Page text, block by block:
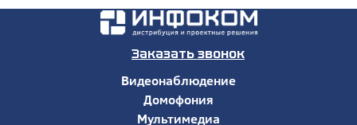
Заказать звонок
Видеонаблюдение
Домофония
Мультимедиа